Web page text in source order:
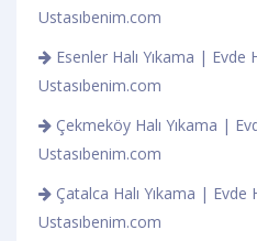
Ustasıbenim.com
Esenler Halı Yıkama | Evde
Ustasıbenim.com
Çekmeköy Halı Yıkama |
Ustasıbenim.com
Çatalca Halı Yıkama | Evde
Ustasıbenim.com